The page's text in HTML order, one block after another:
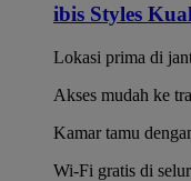
ibis Styles
Lokasi prima di
Akses mudah ke
Kamar tamu
Wi-Fi gratis di